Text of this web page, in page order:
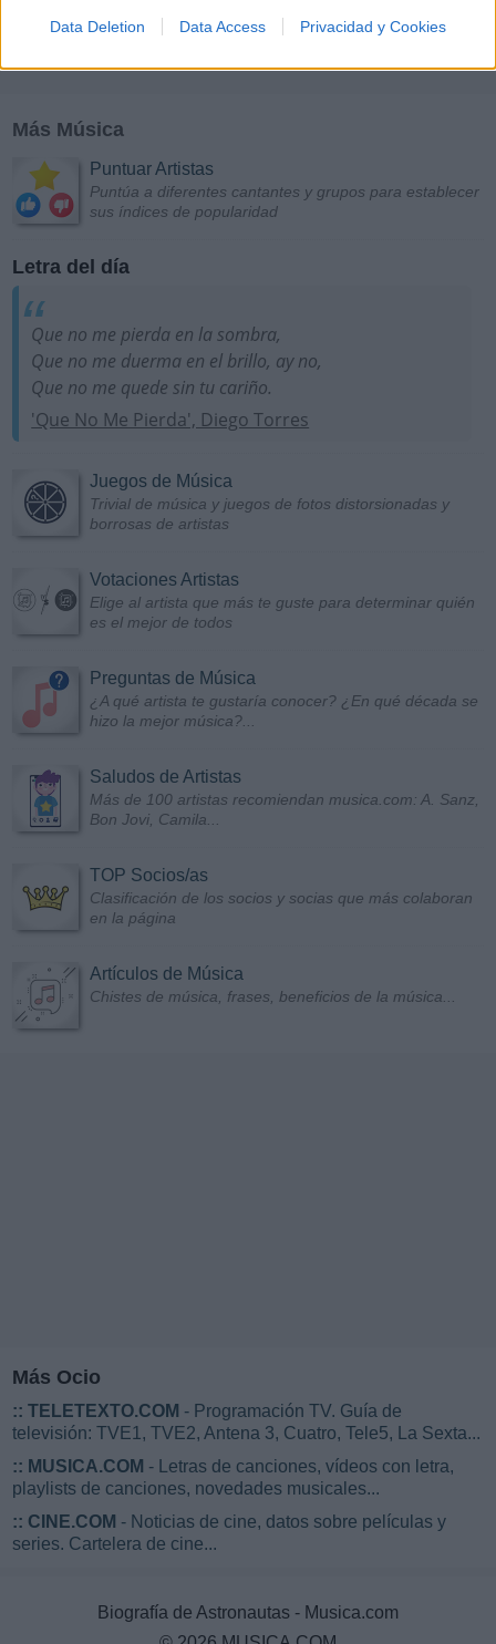
Data Deletion Data Access Privacidad y Cookies
Más Música
Puntuar Artistas
Puntúa a diferentes cantantes y grupos para establecer
sus índices de popularidad
Letra del día
Que no me pierda en la sombra,
Que no me duerma en el brillo, ay no,
Que no me quede sin tu cariño.
'Que No Me Pierda', Diego Torres
Juegos de Música
Trivial de música y juegos de fotos distorsionadas y
borrosas de artistas
Votaciones Artistas
Elige al artista que más te guste para determinar quién
es el mejor de todos
Preguntas de Música
¿A qué artista te gustaría conocer? ¿En qué década se
hizo la mejor música?...
Saludos de Artistas
Más de 100 artistas recomiendan musica.com: A. Sanz,
Bon Jovi, Camila...
TOP Socios/as
Clasificación de los socios y socias que más colaboran
en la página
Artículos de Música
Chistes de música, frases, beneficios de la música...
Más Ocio
:: TELETEXTO.COM - Programación TV. Guía de
televisión: TVE1, TVE2, Antena 3, Cuatro, Tele5, La Sexta...
:: MUSICA.COM - Letras de canciones, vídeos con letra,
playlists de canciones, novedades musicales...
:: CINE.COM - Noticias de cine, datos sobre películas y
series. Cartelera de cine...
Biografía de Astronautas - Musica.com